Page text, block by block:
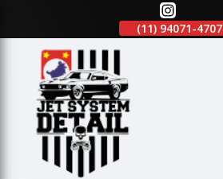
(11) 94071-4707